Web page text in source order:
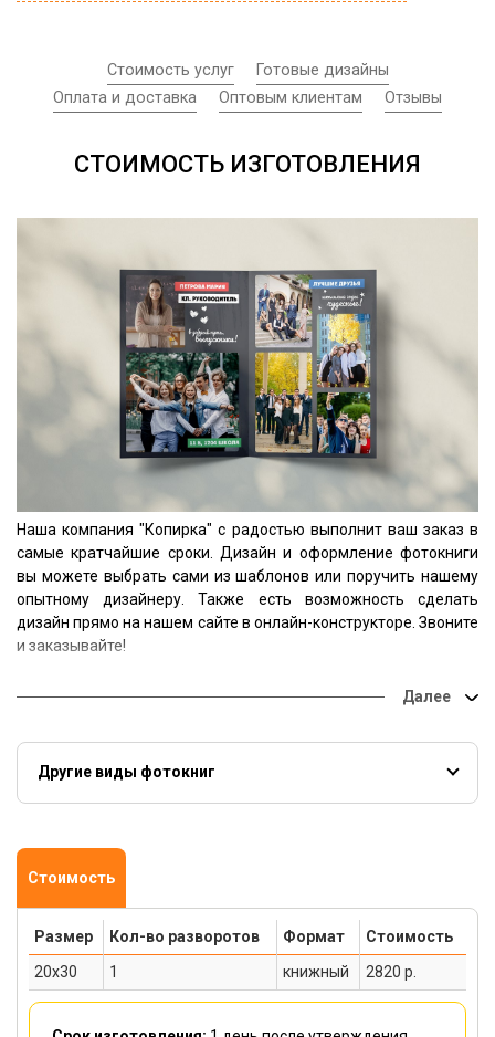
Стоимость услуг
Готовые дизайны
Оплата и доставка
Оптовым клиентам Отзывы
СТОИМОСТЬ ИЗГОТОВЛЕНИЯ
Наша компания "Копирка" с радостью выполнит ваш заказ в
самые кратчайшие сроки. Дизайн и оформление фотокниги
вы можете выбрать сами из шаблонов или поручить нашему
опытному дизайнеру. Также есть возможность сделать
дизайн прямо на нашем сайте в онлайн-конструкторе. Звоните
и заказывайте!
Другие виды фотокниг
Стоимость
Размер Кол-во разворотов Формат
Стоимость
20x30
1 книжный 2820 р.